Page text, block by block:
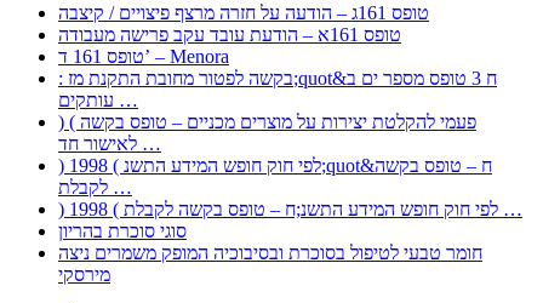
טופס 161ג – הודעה על חזרה מרצף פיצויים / קיצבה
טופס 161א – הודעת עובד עקב פרישה מעבודה
טופס 161 ד’ – Menora
: בקשה לפטור מחובת התקנת מז;quot&ח 3 טופס מספר ים ב
עותקים …
) ( פעמי להקלטת יצירות על מוצרים מכניים – טופס בקשה
לאישור חד …
) 1998 ( לפי חוק חופש המידע התשנ;quot&ח – טופס בקשה
לקבלת …
) 1998 ( לפי חוק חופש המידע התשנ;ח – טופס בקשה לקבלת …
סוגי סוכרת בהריון
חומר טבעי לטיפול בסוכרת ובסיבוכיה המופק משמרים ניצה
מירסקי